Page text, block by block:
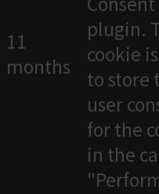
11
months
plugin.
cookie
to store
user
for the
in the